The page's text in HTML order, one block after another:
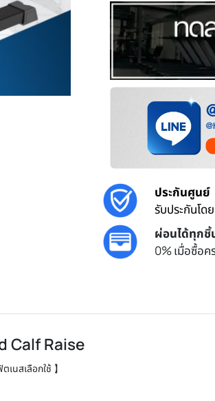
ประกันศูนย์
รับประกันโด
ผ่อนได้ทุกชิ้
0% เมื่อซื้อค
Calf Raise
นสเลือกใช้ 】